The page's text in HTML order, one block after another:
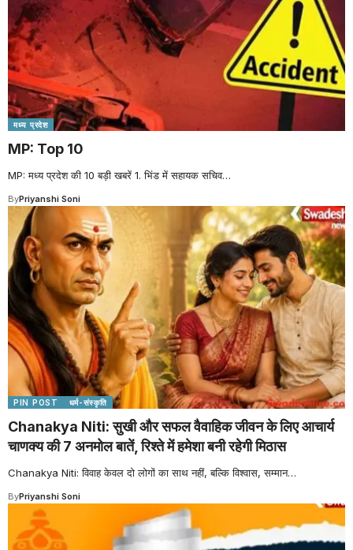
मध्य प्रदेश
MP: Top 10
MP: मध्य प्रदेश की 10 बड़ी खबरें 1. भिंड में सहायक सचिव…
ByPriyanshi Soni
PIN POST धर्म-संस्कृति
Chanakya Niti: सुखी और सफल वैवाहिक जीवन के लिए आचार्य
चाणक्य की 7 अनमोल बातें, रिश्ते में हमेशा बनी रहेगी मिठास
Chanakya Niti: विवाह केवल दो लोगों का साथ नहीं, बल्कि विश्वास, सम्मान…
ByPriyanshi Soni